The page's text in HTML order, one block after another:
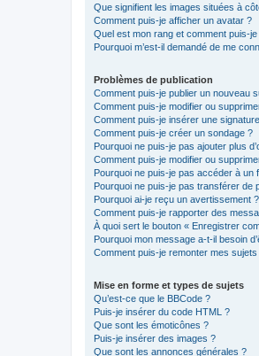
Que signifient les images situées à
Comment puis-je afficher un avatar ?
Quel est mon rang et comment puis-je
Pourquoi m’est-il demandé de me
Problèmes de publication
Comment puis-je publier un nouveau
Comment puis-je modifier ou
Comment puis-je insérer une
Comment puis-je créer un sondage ?
Pourquoi ne puis-je pas ajouter plus
Comment puis-je modifier ou
Pourquoi ne puis-je pas accéder à un
Pourquoi ne puis-je pas transférer de
Pourquoi ai-je reçu un avertissement ?
Comment puis-je rapporter des
À quoi sert le bouton « Enregistrer
Pourquoi mon message a-t-il besoin
Comment puis-je remonter mes sujets
Mise en forme et types de sujets
Qu’est-ce que le BBCode ?
Puis-je insérer du code HTML ?
Que sont les émoticônes ?
Puis-je insérer des images ?
Que sont les annonces générales ?